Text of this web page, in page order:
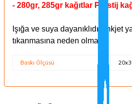
- 280gr, 285gr kağıtlar Prestij
şığa ve suya dayanıklıdır. Inkjet
tıkanmasına neden olmaz.
Baskı Ölçüsü